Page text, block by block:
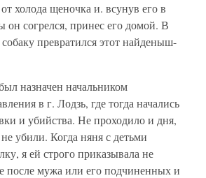
холода щеночка и. всунув его в
он согрелся, принес его домой. В
превратился этот найденыш-
назначен начальником
в г. Лодзь, где тогда начались
и убийства. Не проходило и дня,
убили. Когда няня с детьми
я ей строго приказывала не
после мужа или его подчиненных и